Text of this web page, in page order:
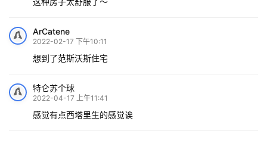
ArCatene
2022-02-17 下午10:11
想到了范斯沃斯住宅
特仑苏个球
2022-04-17 上午11:41
感觉有点西塔里生的感觉诶